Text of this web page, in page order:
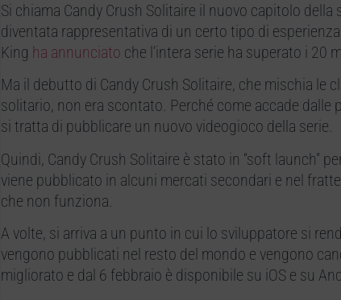
Si chiama Candy Crush Solitaire il nuovo capitolo
diventata rappresentativa di un certo tipo di
King ha annunciato che l’intera serie ha superato i 20
Ma il debutto di Candy Crush Solitaire, che mischia le
solitario, non era scontato. Perché come accade dalle
si tratta di pubblicare un nuovo videogioco della serie.
Quindi, Candy Crush Solitaire è stato in “soft launch”
viene pubblicato in alcuni mercati secondari e nel
che non funziona.
A volte, si arriva a un punto in cui lo sviluppatore si
vengono pubblicati nel resto del mondo e vengono
migliorato e dal 6 febbraio è disponibile su iOS e su